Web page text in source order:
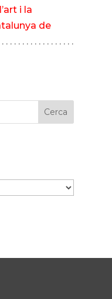
i la
de
. . . . . . . . . . . . . . . . .
Cerca